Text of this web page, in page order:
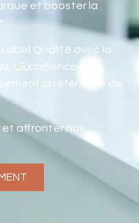
et booster la
Qualité avec la
L’Excellence par
la référence de
et affronter nos